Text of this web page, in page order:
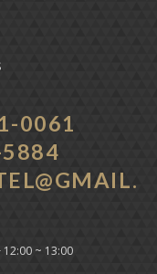
0061
12:00 ~ 13:00